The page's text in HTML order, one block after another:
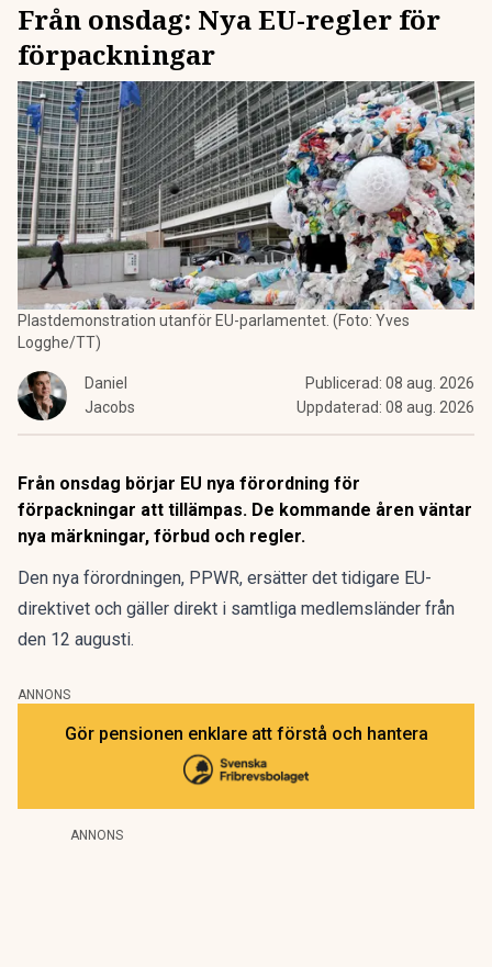
Från onsdag: Nya EU-regler för
förpackningar
Plastdemonstration utanför EU-parlamentet. (Foto: Yves
Logghe/TT)
Daniel
Jacobs
Publicerad: 08 aug. 2026
Uppdaterad: 08 aug. 2026
Från onsdag börjar EU nya förordning för
förpackningar att tillämpas. De kommande åren väntar
nya märkningar, förbud och regler.
Den nya förordningen, PPWR, ersätter det tidigare EU-
direktivet och gäller direkt i samtliga medlemsländer från
den 12 augusti.
ANNONS
Gör pensionen enklare att förstå och hantera
ANNONS